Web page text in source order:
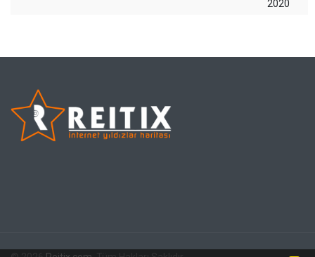
2020